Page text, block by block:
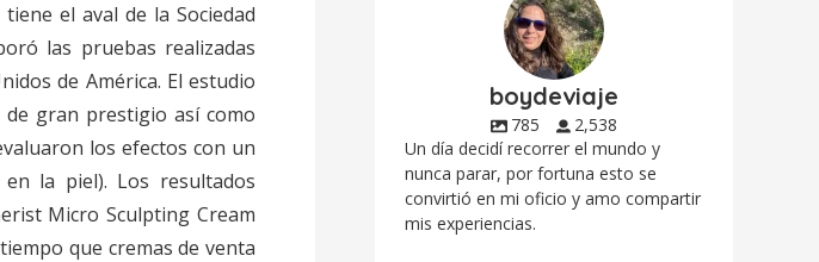
el aval de la Sociedad
las pruebas realizadas
de América. El estudio
gran prestigio así como
los efectos con un
la piel). Los resultados
Micro Sculpting Cream
que cremas de venta
boydeviaje
785
2,538
Un día decidí recorrer el mundo y
nunca parar, por fortuna esto se
convirtió en mi oficio y amo compartir
mis experiencias.